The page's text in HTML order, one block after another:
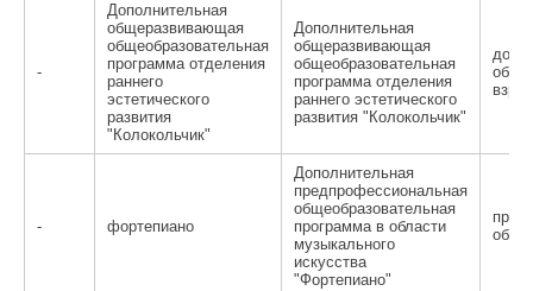
-
Дополнительная
общеразвивающая
общеобразовательная
программа отделения
раннего
эстетического
развития
"Колокольчик"
Дополнительная
общеразвивающая
общеобразовательная
программа отделения
раннего эстетического
развития "Колокольчик"
- фортепиано
Дополнительная
предпрофессиональная
общеобразовательная
программа в области
музыкального
искусства
"Фортепиано"